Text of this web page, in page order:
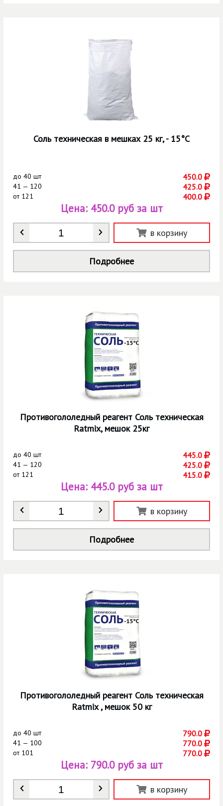
Соль техническая в мешках 25 кг, - 15°С
до 40 шт 450.0
41 — 120 425.0
от121 400.0
Количество
Цена: 450.0 руб за шт
в корзину
Подробнее
Противогололедный реагент Соль техническая
Ratmix, мешок 25кг
до 40 шт 445.0
41 — 120 425.0
от121 415.0
Количество
Цена: 445.0 руб за шт
в корзину
Подробнее
Противогололедный реагент Соль техническая
Ratmix , мешок 50 кг
до 40 шт 790.0
41 — 100 770.0
от101 770.0
Количество
Цена: 790.0 руб за шт
в корзину